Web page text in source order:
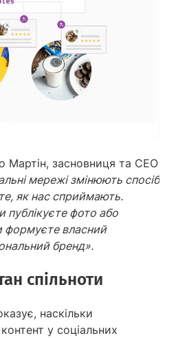
Мартін, засновниця та CEO
мережі змінюють спосіб
як нас сприймають.
публікуєте фото або
формуєте власний
бренд».
спільноти
наскільки
у соціальних